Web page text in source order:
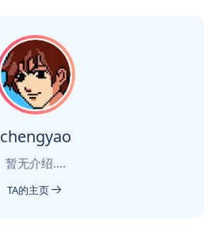
chengyao
暂无介绍....
TA的主页